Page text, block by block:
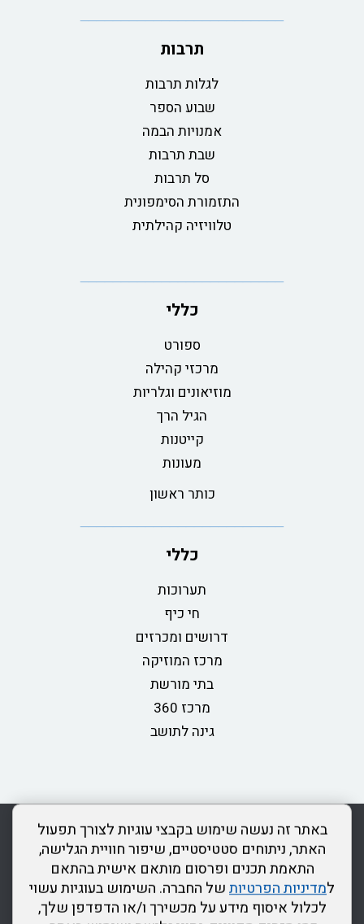
באתר זה נעשה שימוש בקבצי עוגיות לצורך תפעול
האתר, ניתוחים סטטיסטיים, שיפור חוויית הגלישה,
התאמת תכנים ופרסום מותאם אישית בהתאם
למדיניות הפרטיותשל החברה. השימוש בעוגיות עשוי
לכלול איסוף מידע על מכשירך ו/או הדפדפן שלך,
תרבות
לגלות תרבות
שבוע הספר
אמנויות הבמה
שבת תרבות
סל תרבות
התזמורת הסימפונית
טלוויזיה קהילתית
כללי
ספורט
מרכזי קהילה
מוזיאונים וגלריות
הגיל הרך
קייטנות
מעונות
כותר ראשון
כללי
תערוכות
חי כיף
דרושים ומכרזים
מרכז המוזיקה
בתי מורשת
מרכז 360
גינה לתושב
rss מדיניות פרטיות מפת אתר צור קשר
כותר ראשון
הצהרת נגישות
דרונט
דיגיטל